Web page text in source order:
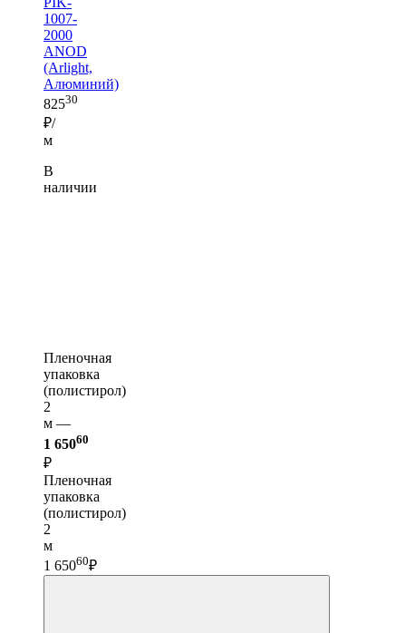
1007-
2000
ANOD
(Arlight,
Алюминий)
82530
₽/
м
В
наличии
Пленочная
упаковка
(полистирол)
2
м —
1 65060
₽
Пленочная
упаковка
(полистирол)
2
м
1 65060₽